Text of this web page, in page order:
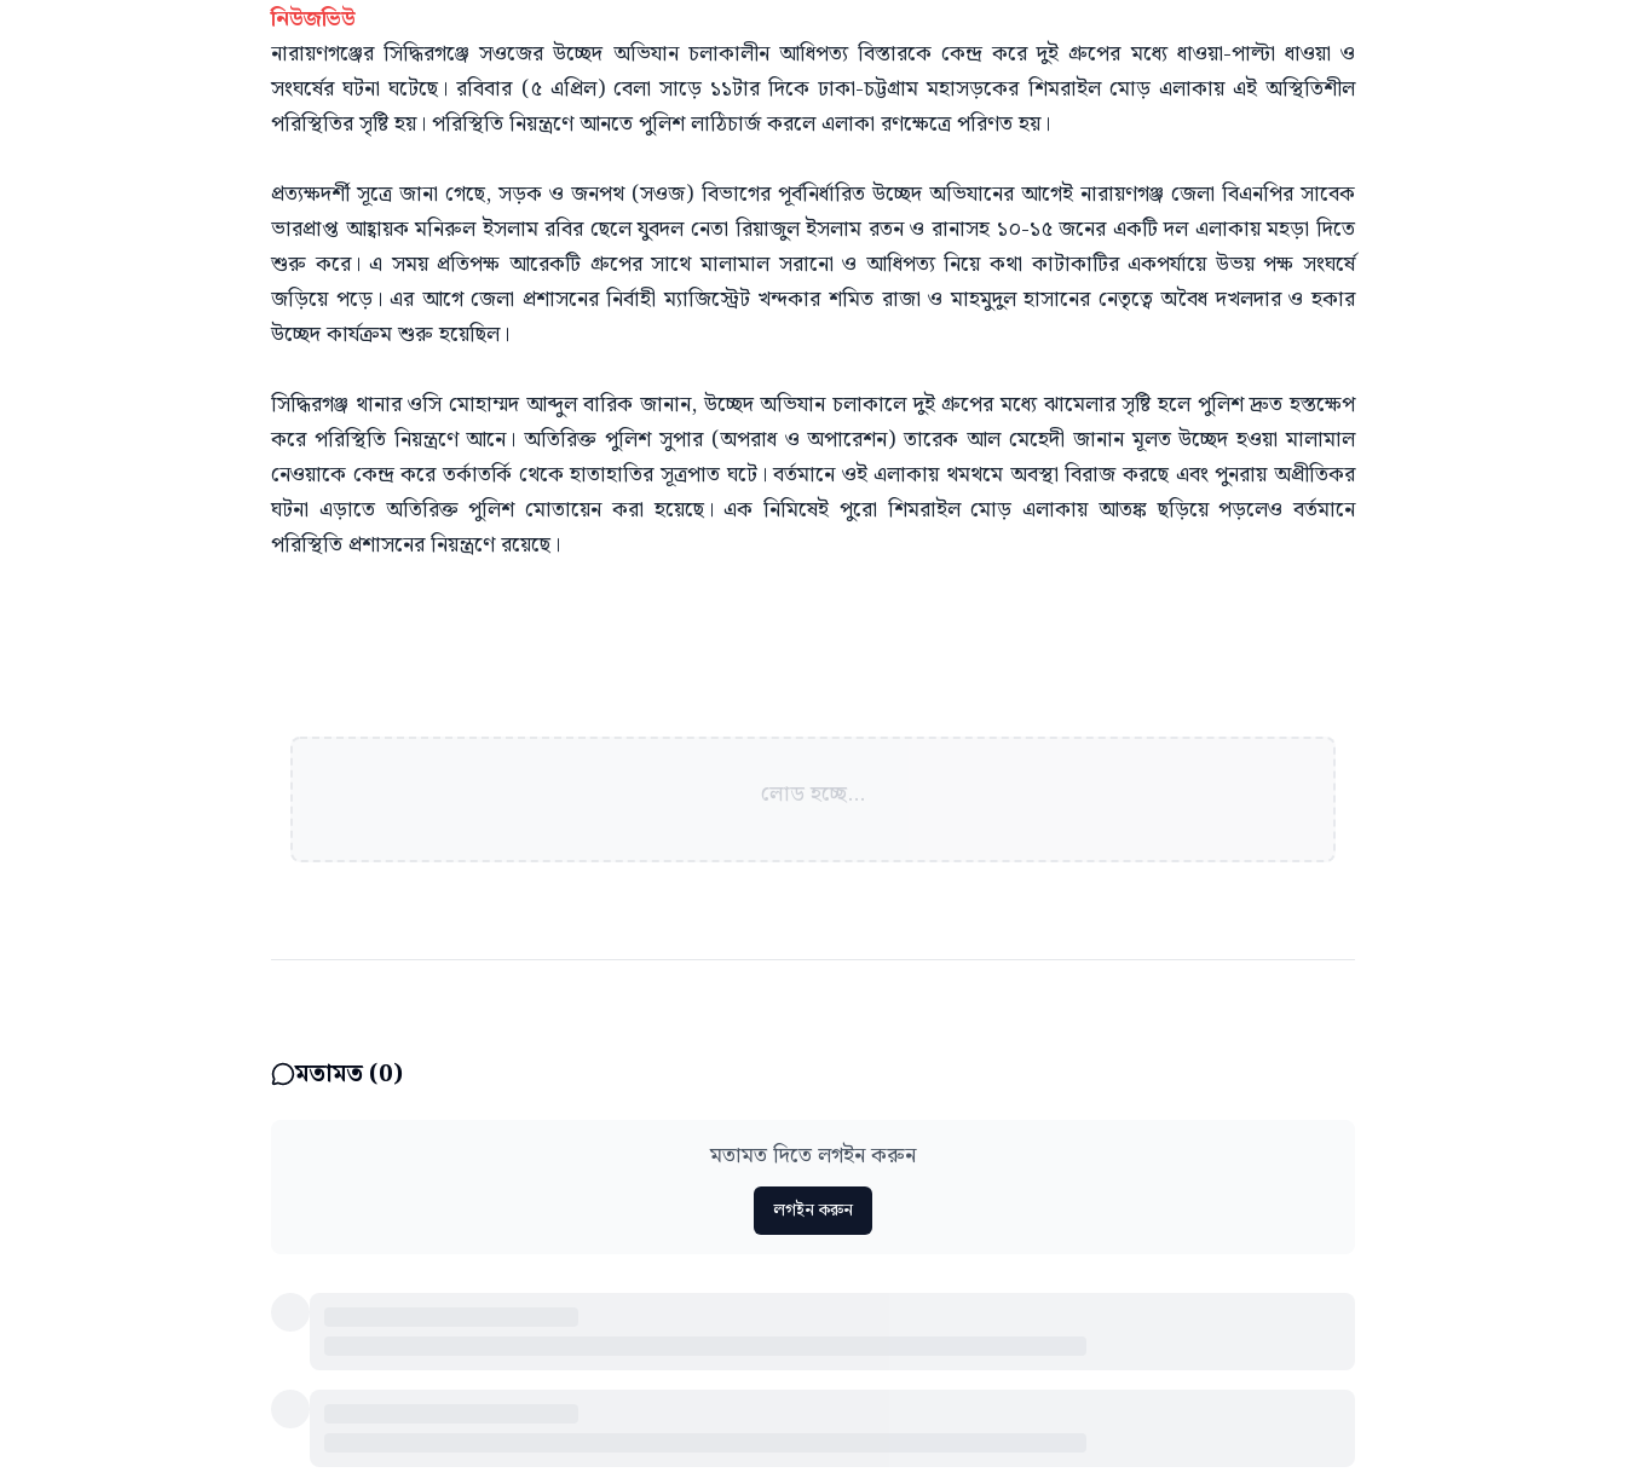
নিউজভিউ
নারায়ণগঞ্জের সিদ্ধিরগঞ্জে সওজের উচ্ছেদ অভিযান চলাকালীন আধিপত্য বিস্তারকে কেন্দ্র করে দুই গ্রুপের মধ্যে ধাওয়া-পাল্টা ধাওয়া ও
সংঘর্ষের ঘটনা ঘটেছে। রবিবার (৫ এপ্রিল) বেলা সাড়ে ১১টার দিকে ঢাকা-চট্টগ্রাম মহাসড়কের শিমরাইল মোড় এলাকায় এই অস্থিতিশীল
পরিস্থিতির সৃষ্টি হয়। পরিস্থিতি নিয়ন্ত্রণে আনতে পুলিশ লাঠিচার্জ করলে এলাকা রণক্ষেত্রে পরিণত হয়।
প্রত্যক্ষদর্শী সূত্রে জানা গেছে, সড়ক ও জনপথ (সওজ) বিভাগের পূর্বনির্ধারিত উচ্ছেদ অভিযানের আগেই নারায়ণগঞ্জ জেলা বিএনপির সাবেক
ভারপ্রাপ্ত আহ্বায়ক মনিরুল ইসলাম রবির ছেলে যুবদল নেতা রিয়াজুল ইসলাম রতন ও রানাসহ ১০-১৫ জনের একটি দল এলাকায় মহড়া দিতে
শুরু করে। এ সময় প্রতিপক্ষ আরেকটি গ্রুপের সাথে মালামাল সরানো ও আধিপত্য নিয়ে কথা কাটাকাটির একপর্যায়ে উভয় পক্ষ সংঘর্ষে
জড়িয়ে পড়ে। এর আগে জেলা প্রশাসনের নির্বাহী ম্যাজিস্ট্রেট খন্দকার শমিত রাজা ও মাহমুদুল হাসানের নেতৃত্বে অবৈধ দখলদার ও হকার
উচ্ছেদ কার্যক্রম শুরু হয়েছিল।
সিদ্ধিরগঞ্জ থানার ওসি মোহাম্মদ আব্দুল বারিক জানান, উচ্ছেদ অভিযান চলাকালে দুই গ্রুপের মধ্যে ঝামেলার সৃষ্টি হলে পুলিশ দ্রুত হস্তক্ষেপ
করে পরিস্থিতি নিয়ন্ত্রণে আনে। অতিরিক্ত পুলিশ সুপার (অপরাধ ও অপারেশন) তারেক আল মেহেদী জানান মূলত উচ্ছেদ হওয়া মালামাল
নেওয়াকে কেন্দ্র করে তর্কাতর্কি থেকে হাতাহাতির সূত্রপাত ঘটে। বর্তমানে ওই এলাকায় থমথমে অবস্থা বিরাজ করছে এবং পুনরায় অপ্রীতিকর
ঘটনা এড়াতে অতিরিক্ত পুলিশ মোতায়েন করা হয়েছে। এক নিমিষেই পুরো শিমরাইল মোড় এলাকায় আতঙ্ক ছড়িয়ে পড়লেও বর্তমানে
পরিস্থিতি প্রশাসনের নিয়ন্ত্রণে রয়েছে।
লোড হচ্ছে...
মতামত (0)
মতামত দিতে লগইন করুন
লগইন করুন